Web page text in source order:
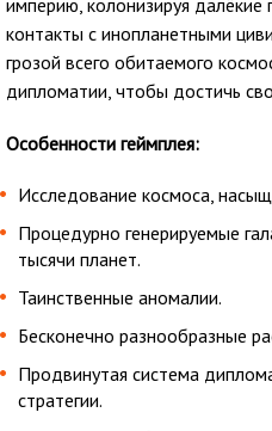
империю, колонизируя далёкие
контакты с инопланетными
грозой всего обитаемого
дипломатии, чтобы достичь
Особенности геймплея:
Исследование космоса,
Процедурно генерируемые
тысячи планет.
Таинственные аномалии.
Бесконечно разнообразные
Продвинутая система
стратегии.